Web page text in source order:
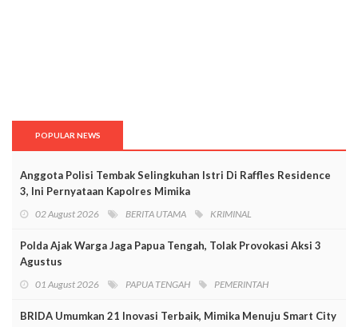
POPULAR NEWS
Anggota Polisi Tembak Selingkuhan Istri Di Raffles Residence
3, Ini Pernyataan Kapolres Mimika
02 August 2026 BERITA UTAMA KRIMINAL
Polda Ajak Warga Jaga Papua Tengah, Tolak Provokasi Aksi 3
Agustus
01 August 2026 PAPUA TENGAH PEMERINTAH
BRIDA Umumkan 21 Inovasi Terbaik, Mimika Menuju Smart City